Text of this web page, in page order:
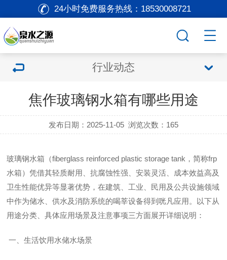
24小时免费服务热线： 18530008721
行业动态
焦作玻璃钢水箱有哪些用途
发布日期：2025-11-05 浏览次数： 165
玻璃钢水箱（fiberglass reinforced plastic storage tank，简称frp
水箱）凭借其轻质耐用、抗腐蚀性强、安装灵活、成本效益高及
卫生性能优异等显著优势，在建筑、工业、民用及公共设施领域
中作为储水、供水及消防系统的喝莘设备得到咣凡应用。以下从
用途分类、具体应用场景及注意事项三方面展开详细说明：
一、生活饮用水储水场景